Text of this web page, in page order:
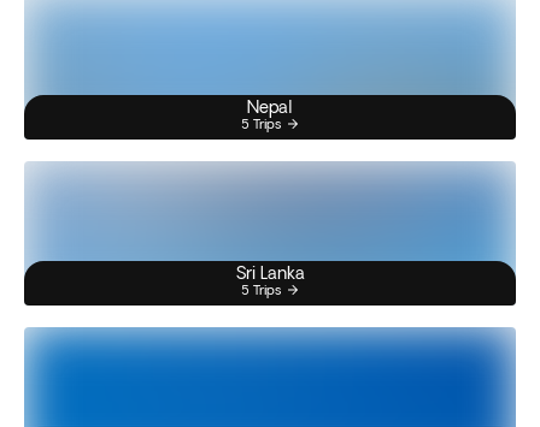
Nepal
5 Trips
Sri Lanka
5 Trips